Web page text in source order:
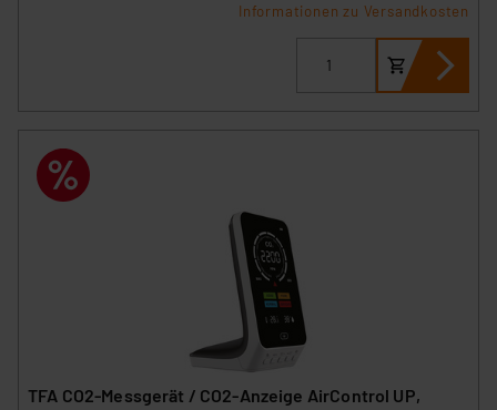
Informationen zu Versandkosten
TFA CO2-Messgerät / CO2-Anzeige AirControl UP,